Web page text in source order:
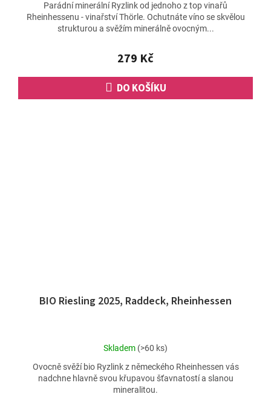
produktu
je
4,5
5
hvězdiček.
279 Kč
DO KOŠÍKU
Parádní minerální Ryzlink od jednoho z top vinařů
Rheinhessenu - vinařství Thörle. Ochutnáte víno se skvělou
strukturou a svěžím minerálně ovocným...
BIO Riesling 2025, Raddeck, Rheinhessen
Průměrné
produktu
je
5,0
Skladem (>60 ks)
Ovocně svěží bio Ryzlink z německého Rheinhessen vás
nadchne hlavně svou křupavou šťavnatostí a slanou
mineralitou.